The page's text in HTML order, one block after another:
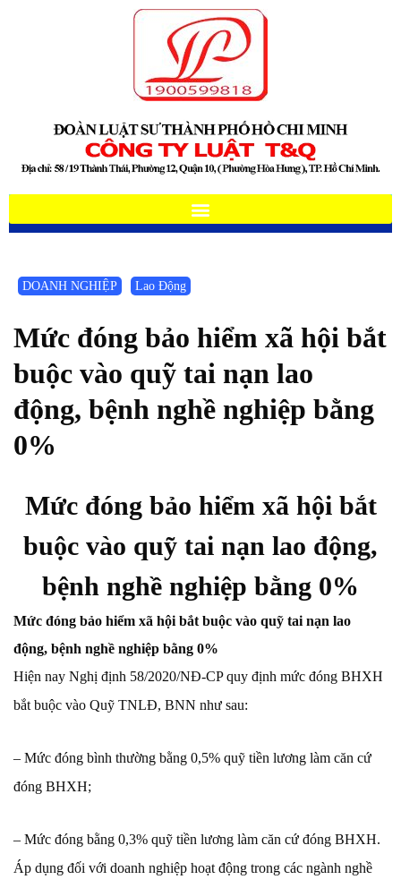
DOANH NGHIỆP Lao Động
Mức đóng bảo hiểm xã hội bắt
buộc vào quỹ tai nạn lao
động, bệnh nghề nghiệp bằng
0%
Mức đóng bảo hiểm xã hội bắt
buộc vào quỹ tai nạn lao động,
bệnh nghề nghiệp bằng 0%
Mức đóng bảo hiểm xã hội bắt buộc vào quỹ tai nạn lao
động, bệnh nghề nghiệp bằng 0%
Hiện nay Nghị định 58/2020/NĐ-CP quy định mức đóng BHXH
bắt buộc vào Quỹ TNLĐ, BNN như sau:
– Mức đóng bình thường bằng 0,5% quỹ tiền lương làm căn cứ
đóng BHXH;
– Mức đóng bằng 0,3% quỹ tiền lương làm căn cứ đóng BHXH.
Áp dụng đối với doanh nghiệp hoạt động trong các ngành nghề